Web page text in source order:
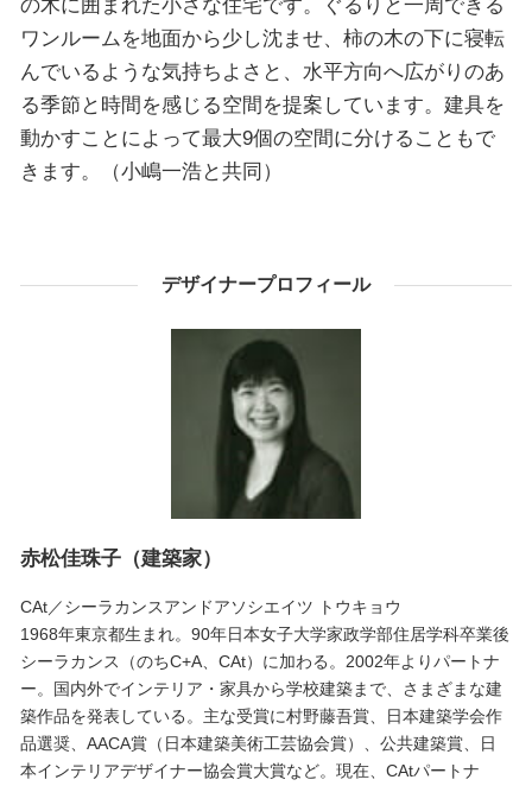
ワンルームを地面から少し沈ませ、柿の木の下に寝転
んでいるような気持ちよさと、水平方向へ広がりのあ
る季節と時間を感じる空間を提案しています。建具を
動かすことによって最大9個の空間に分けることもで
きます。（小嶋一浩と共同）
デザイナープロフィール
赤松佳珠子（建築家）
CAt／シーラカンスアンドアソシエイツ トウキョウ
1968年東京都生まれ。90年日本女子大学家政学部住居学科卒業後
シーラカンス（のちC+A、CAt）に加わる。2002年よりパートナ
ー。国内外でインテリア・家具から学校建築まで、さまざまな建
築作品を発表している。主な受賞に村野藤吾賞、日本建築学会作
品選奨、AACA賞（日本建築美術工芸協会賞）、公共建築賞、日
本インテリアデザイナー協会賞大賞など。現在、CAtパートナ